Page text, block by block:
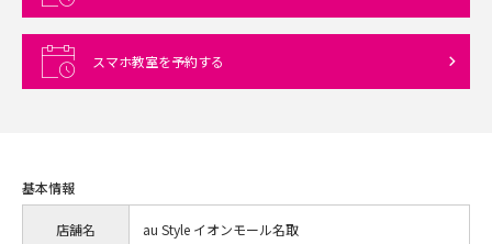
スマホ教室を予約する
基本情報
店舗名 au Style イオンモール名取